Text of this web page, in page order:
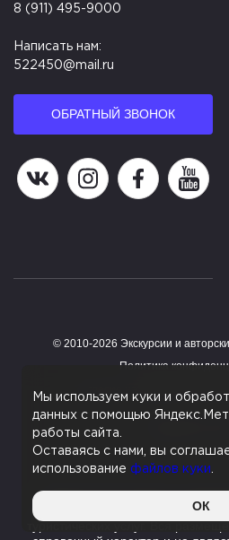
8 (911) 495-9000
Написать нам:
522450@mail.ru
ОБРАТНЫЙ ЗВОНОК
Наша группа в ВК
Наша страница в
Наша группа
Наш
© 2010-2026 Экскурсии и
Политика
Согласие на обработку
Работает на
Данный сайт является
помогающим с поиском
туристических услуг. Вся
Мы используем куки и
данных с помощью
работы сайта.
Оставаясь с нами, вы
использование файлов куки
ОК